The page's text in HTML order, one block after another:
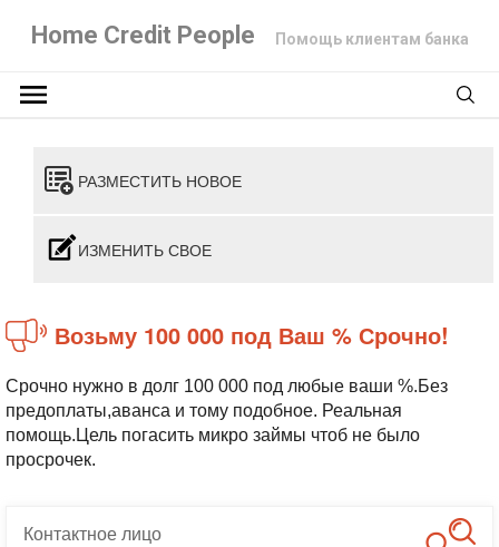
Home Credit People Помощь клиентам банка
РАЗМЕСТИТЬ НОВОЕ
ИЗМЕНИТЬ СВОЕ
Возьму 100 000 под Ваш % Срочно!
Срочно нужно в долг 100 000 под любые ваши %.Без
предоплаты,аванса и тому подобное. Реальная
помощь.Цель погасить микро займы чтоб не было
просрочек.
Контактноелицо